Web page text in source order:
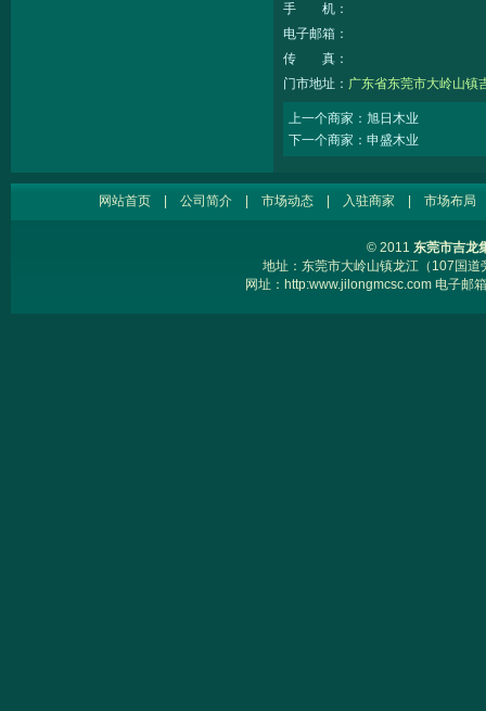
手 机：
电子邮箱：
传 真：
门市地址： 广东省东莞市大岭山镇
上一个商家：旭日木业
下一个商家：申盛木业
网站首页 公司简介 市场动态 入驻商家 市场布局
© 2011 东莞市吉龙
地址：东莞市大岭山镇龙江（107国
网址： http:www.jilongmcsc.com电子邮